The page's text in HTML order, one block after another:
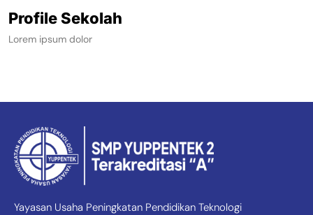
Profile Sekolah
Lorem ipsum dolor
Yayasan Usaha Peningkatan Pendidikan Teknologi